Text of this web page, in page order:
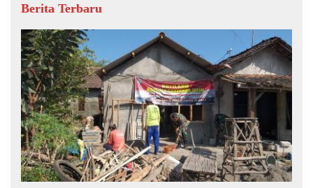
Berita Terbaru